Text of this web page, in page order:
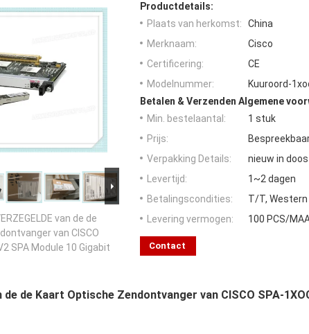
van de de
van CISCO
SPA Module 10 Gigabit
Productdetails:
Plaats van herkomst:
China
Merknaam:
Cisco
Certificering:
CE
Modelnummer:
Kuuroord-
Betalen & Verzenden Algemene
Min. bestelaantal:
1 stuk
Prijs:
Verpakking Details:
nieuw in doos
Levertijd:
1~2 dagen
Betalingscondities:
T/T, Western
Levering vermogen:
100 PCS/
Contact
de de Kaart Optische Zendontvanger van CISCO SPA-